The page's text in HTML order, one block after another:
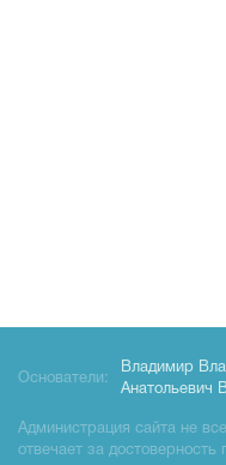
Основатели:
Владимир
Анатольевич
Администрация сайта не
отвечает за